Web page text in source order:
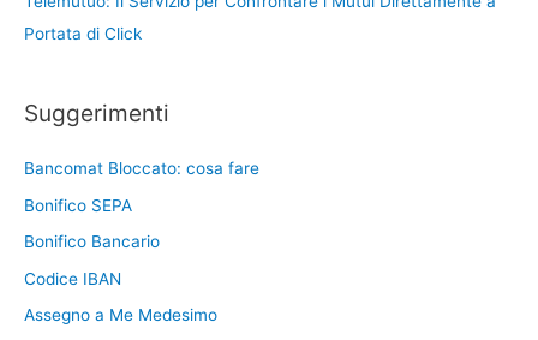
Portata di Click
Suggerimenti
Bancomat Bloccato: cosa fare
Bonifico SEPA
Bonifico Bancario
Codice IBAN
Assegno a Me Medesimo